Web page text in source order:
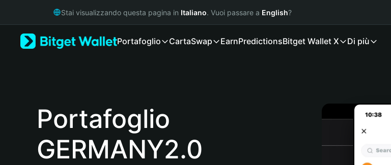
Русский
Português (Portugal)
Bahasa Indonesia
Stai visualizzando questa pagina in Italiano. Vuoi passare a English?
Portafoglio CartaSwap EarnPredictionsBitget Wallet X Di più
Portafoglio
GERMANY2.0